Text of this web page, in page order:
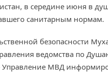
в середине июня в
санитарным нормам.
безопасности
ведомства по
МВД